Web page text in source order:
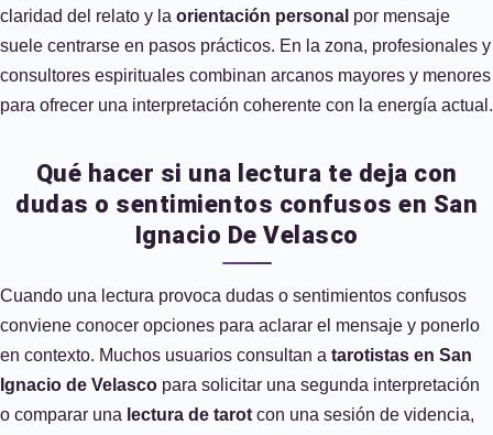
claridad del relato y la orientación personal por mensaje
suele centrarse en pasos prácticos. En la zona, profesionales y
consultores espirituales combinan arcanos mayores y menores
para ofrecer una interpretación coherente con la energía actual.
Qué hacer si una lectura te deja con
dudas o sentimientos confusos en San
Ignacio De Velasco
Cuando una lectura provoca dudas o sentimientos confusos
conviene conocer opciones para aclarar el mensaje y ponerlo
en contexto. Muchos usuarios consultan a tarotistas en San
Ignacio de Velasco para solicitar una segunda interpretación
o comparar una lectura de tarot con una sesión de videncia,